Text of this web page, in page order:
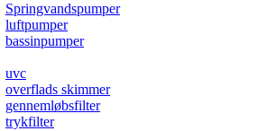
Springvandspumper
luftpumper
bassinpumper
uvc
overflads skimmer
gennemløbsfilter
trykfilter